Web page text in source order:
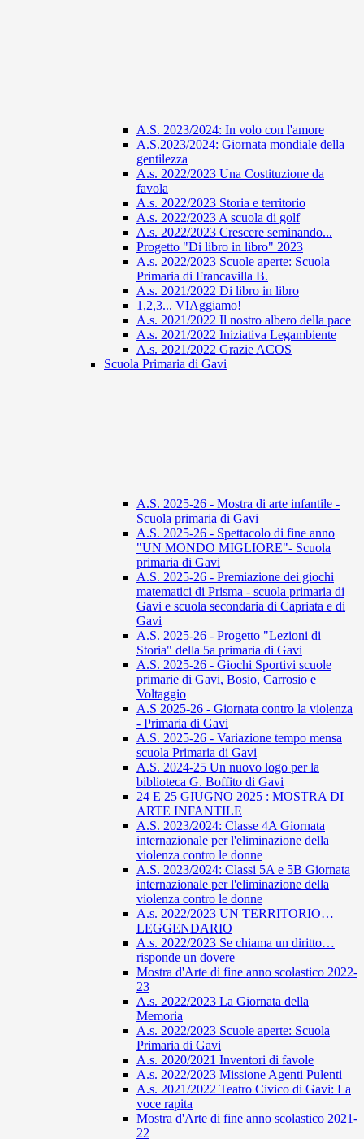
A.S. 2023/2024: In volo con l'amore
A.S.2023/2024: Giornata mondiale della
gentilezza
A.s. 2022/2023 Una Costituzione da
favola
A.s. 2022/2023 Storia e territorio
A.s. 2022/2023 A scuola di golf
A.s. 2022/2023 Crescere seminando...
Progetto "Di libro in libro" 2023
A.s. 2022/2023 Scuole aperte: Scuola
Primaria di Francavilla B.
A.s. 2021/2022 Di libro in libro
1,2,3... VIAggiamo!
A.s. 2021/2022 Il nostro albero della pace
A.s. 2021/2022 Iniziativa Legambiente
A.s. 2021/2022 Grazie ACOS
Scuola Primaria di Gavi
A.S. 2025-26 - Mostra di arte infantile -
Scuola primaria di Gavi
A.S. 2025-26 - Spettacolo di fine anno
"UN MONDO MIGLIORE"- Scuola
primaria di Gavi
A.S. 2025-26 - Premiazione dei giochi
matematici di Prisma - scuola primaria di
Gavi e scuola secondaria di Capriata e di
Gavi
A.S. 2025-26 - Progetto "Lezioni di
Storia" della 5a primaria di Gavi
A.S. 2025-26 - Giochi Sportivi scuole
primarie di Gavi, Bosio, Carrosio e
Voltaggio
A.S 2025-26 - Giornata contro la violenza
- Primaria di Gavi
A.S. 2025-26 - Variazione tempo mensa
scuola Primaria di Gavi
A.S. 2024-25 Un nuovo logo per la
biblioteca G. Boffito di Gavi
24 E 25 GIUGNO 2025 : MOSTRA DI
ARTE INFANTILE
A.S. 2023/2024: Classe 4A Giornata
internazionale per l'eliminazione della
violenza contro le donne
A.S. 2023/2024: Classi 5A e 5B Giornata
internazionale per l'eliminazione della
violenza contro le donne
A.s. 2022/2023 UN TERRITORIO…
LEGGENDARIO
A.s. 2022/2023 Se chiama un diritto…
risponde un dovere
Mostra d'Arte di fine anno scolastico 2022-
23
A.s. 2022/2023 La Giornata della
Memoria
A.s. 2022/2023 Scuole aperte: Scuola
Primaria di Gavi
A.s. 2020/2021 Inventori di favole
A.s. 2022/2023 Missione Agenti Pulenti
A.s. 2021/2022 Teatro Civico di Gavi: La
voce rapita
Mostra d'Arte di fine anno scolastico 2021-
22